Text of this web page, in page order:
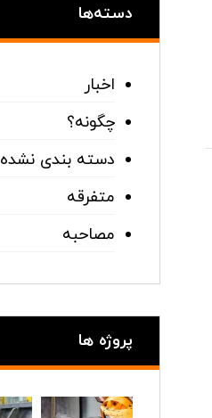
دسته‌ها
اخبار
چگونه؟
دسته بندی نشده
متفرقه
مصاحبه
پروژه ها